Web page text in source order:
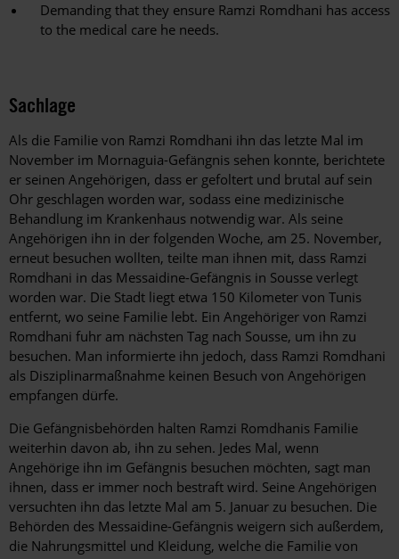
Demanding that they ensure Ramzi Romdhani has access
to the medical care he needs.
Sachlage
Als die Familie von Ramzi Romdhani ihn das letzte Mal im
November im Mornaguia-Gefängnis sehen konnte, berichtete
er seinen Angehörigen, dass er gefoltert und brutal auf sein
Ohr geschlagen worden war, sodass eine medizinische
Behandlung im Krankenhaus notwendig war. Als seine
Angehörigen ihn in der folgenden Woche, am 25. November,
erneut besuchen wollten, teilte man ihnen mit, dass Ramzi
Romdhani in das Messaidine-Gefängnis in Sousse verlegt
worden war. Die Stadt liegt etwa 150 Kilometer von Tunis
entfernt, wo seine Familie lebt. Ein Angehöriger von Ramzi
Romdhani fuhr am nächsten Tag nach Sousse, um ihn zu
besuchen. Man informierte ihn jedoch, dass Ramzi Romdhani
als Disziplinarmaßnahme keinen Besuch von Angehörigen
empfangen dürfe.
Die Gefängnisbehörden halten Ramzi Romdhanis Familie
weiterhin davon ab, ihn zu sehen. Jedes Mal, wenn
Angehörige ihn im Gefängnis besuchen möchten, sagt man
ihnen, dass er immer noch bestraft wird. Seine Angehörigen
versuchten ihn das letzte Mal am 5. Januar zu besuchen. Die
Behörden des Messaidine-Gefängnis weigern sich außerdem,
die Nahrungsmittel und Kleidung, welche die Familie von